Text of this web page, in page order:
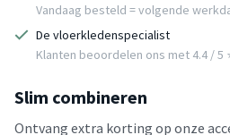
Vandaag besteld = volgende
De vloerkledenspecialist
Klanten beoordelen ons met 4.4 / 5
Slim combineren
Ontvang extra korting op onze